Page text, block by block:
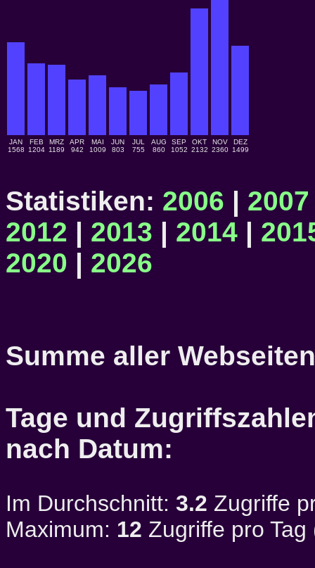
JAN
1568
FEB
1204
MRZ
1189
APR
942
MAI
1009
JUN
803
JUL
755
AUG
860
SEP
1052
OKT
2132
NOV
2360
DEZ
1499
Statistiken: 2006 | 2007
2012 | 2013 | 2014 |
2020 | 2026
Summe aller
Tage und
nach Datum:
Im Durchschnitt: 3.2 Zugriffe
Maximum: 12 Zugriffe pro